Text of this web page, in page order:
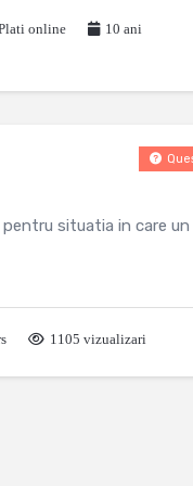
online
10 ani
situatia in care un
1105 vizualizari